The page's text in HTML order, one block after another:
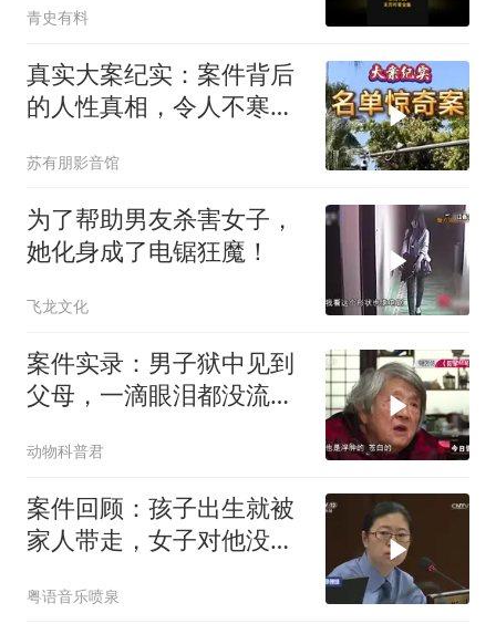
青史有料
真实大案纪实：案件背后
的人性真相，令人不寒而
苏有朋影音馆
为了帮助男友杀害女子，
她化身成了电锯狂魔！
飞龙文化
案件实录：男子狱中见到
父母，一滴眼泪都没流，
动物科普君
案件回顾：孩子出生就被
家人带走，女子对他没有
粤语音乐喷泉